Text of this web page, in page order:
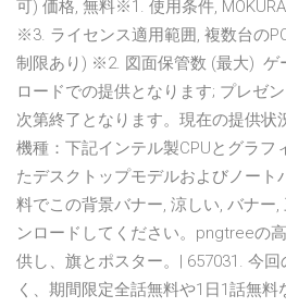
可) 価格, 無料※1. 使用条件,
※3. ライセンス適用範囲, 複数台の
制限あり) ※2. 図面保管数 (最大) ゲ
ロードでの提供となります; プレゼ
次第終了となります。現在の提供状
機種：下記インテル製CPUとグラフ
たデスクトップモデルおよびノート
料でこの背景バナー, 涼しい, バナー
ンロードしてください。pngtreeの
供し、旗とポスター。| 657031. 今
く、期間限定全話無料や1日1話無料